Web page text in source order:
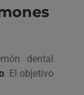
dental
. El objetivo